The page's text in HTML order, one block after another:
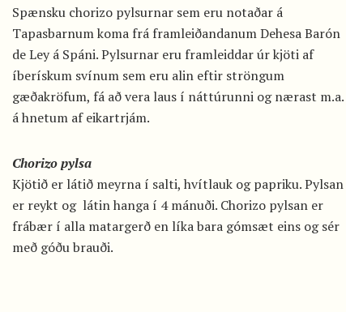
Spænsku chorizo pylsurnar sem eru notaðar á
Tapasbarnum koma frá framleiðandanum Dehesa Barón
de Ley á Spáni. Pylsurnar eru framleiddar úr kjöti af
íberískum svínum sem eru alin eftir ströngum
gæðakröfum, fá að vera laus í náttúrunni og nærast m.a.
á hnetum af eikartrjám.
Chorizo pylsa
Kjötið er látið meyrna í salti, hvítlauk og papriku. Pylsan
er reykt og látin hanga í 4 mánuði. Chorizo pylsan er
frábær í alla matargerð en líka bara gómsæt eins og sér
með góðu brauði.